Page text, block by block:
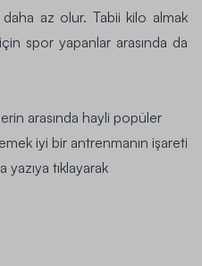
az olur. Tabii kilo almak
spor yapanlar arasında da
arasında hayli popüler
iyi bir antrenmanın işareti
tıklayarak